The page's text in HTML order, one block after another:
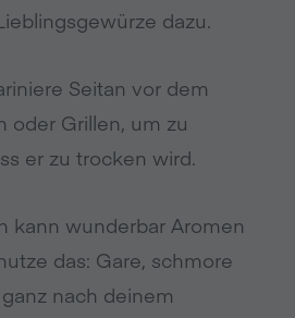
dazu.
Seitan vor dem
oder Grillen, um zu
er zu trocken wird.
kann wunderbar Aromen
das: Gare, schmore
nach deinem